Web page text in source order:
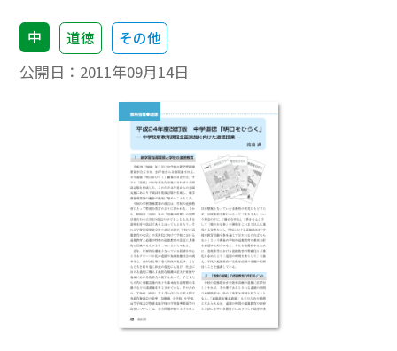
中 道徳 その他
公開日： 2011年09月14日